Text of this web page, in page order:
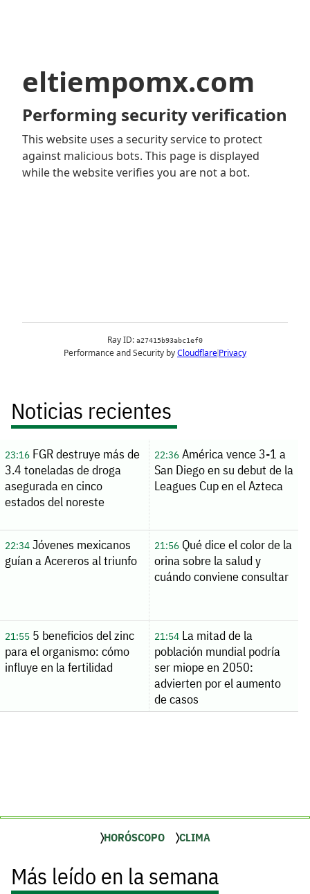
Noticias recientes
23:16FGR destruye más de
3.4 toneladas de droga
asegurada en cinco
estados del noreste
22:36América vence 3-1 a
San Diego en su debut de la
Leagues Cup en el Azteca
22:34Jóvenes mexicanos
guían a Acereros al triunfo
21:56Qué dice el color de la
orina sobre la salud y
cuándo conviene consultar
21:555 beneficios del zinc
para el organismo: cómo
influye en la fertilidad
21:54La mitad de la
población mundial podría
ser miope en 2050:
advierten por el aumento
de casos
HORÓSCOPO CLIMA
Más leído en la semana